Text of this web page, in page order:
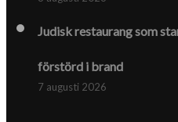
Judisk restaurang som
förstörd i brand
7 augusti 2026